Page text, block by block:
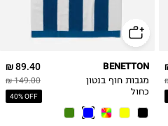
89.40 ₪
149.00 ₪
40% OFF
BENETTON
מגבות חוף בנטון
כחול